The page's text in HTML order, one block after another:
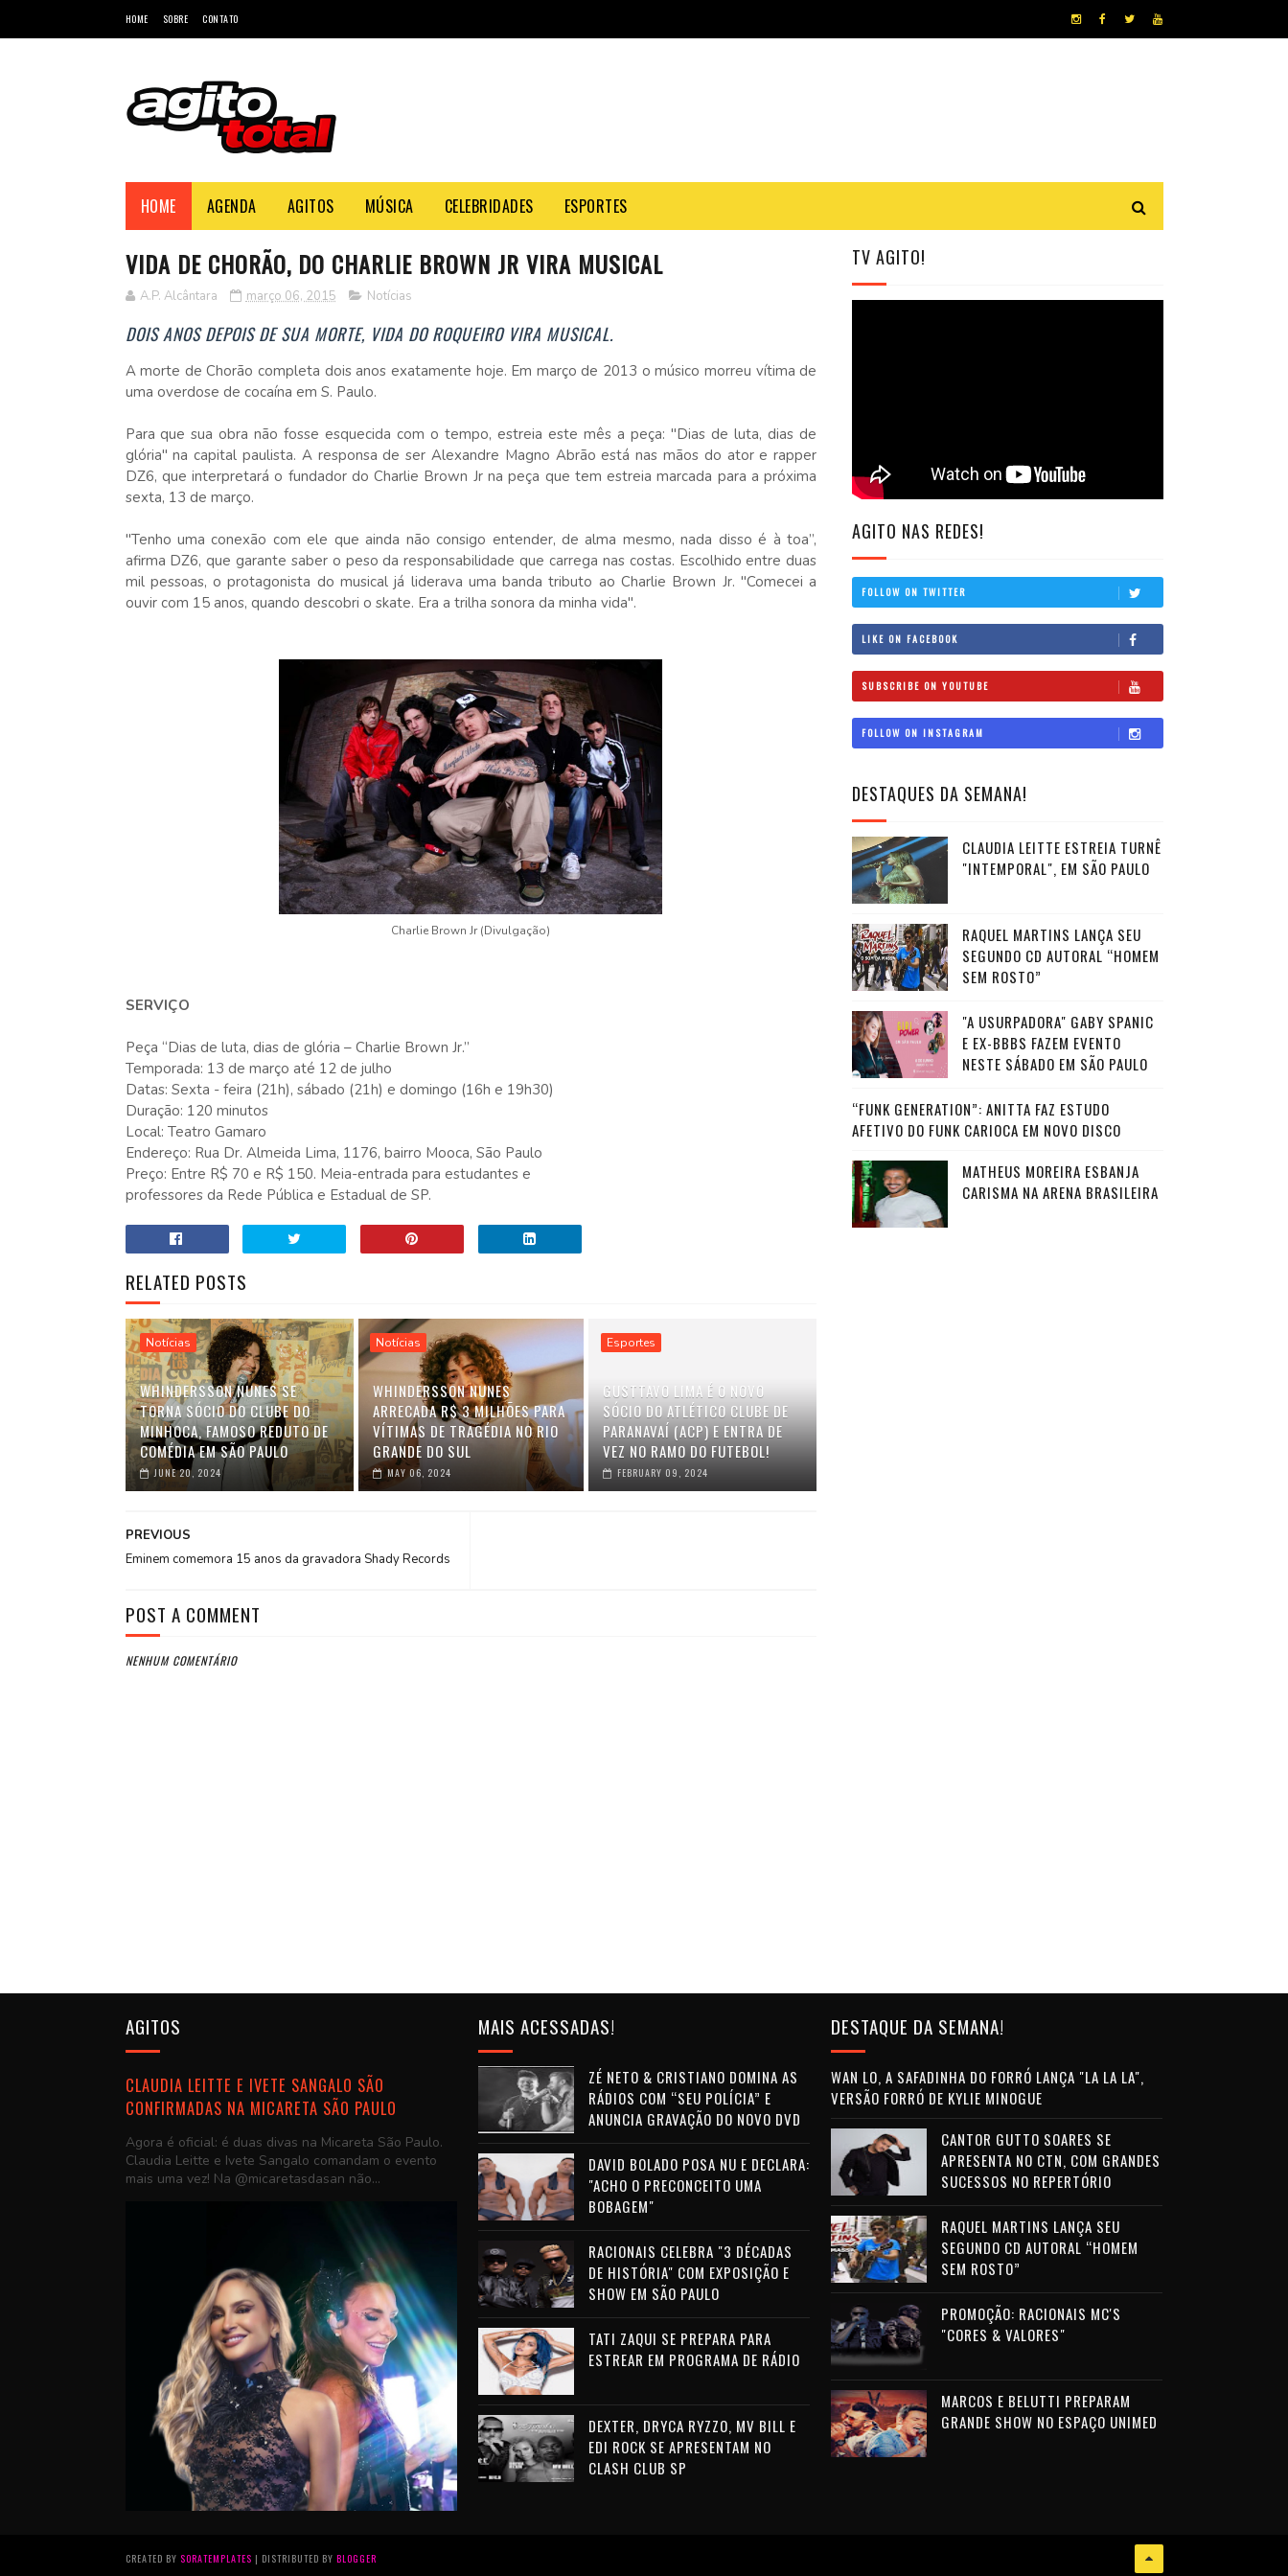
HOME SOBRE CONTATO
HOME AGENDA AGITOS MÚSICA CELEBRIDADES ESPORTES
VIDA DE CHORÃO, DO CHARLIE BROWN JR VIRA MUSICAL
A.P. Alcântara março 06, 2015 Notícias
DOIS ANOS DEPOIS DE SUA MORTE, VIDA DO ROQUEIRO VIRA MUSICAL.
A morte de Chorão completa dois anos exatamente hoje. Em março de 2013 o músico morreu vítima de
uma overdose de cocaína em S. Paulo.
Para que sua obra não fosse esquecida com o tempo, estreia este mês a peça: "Dias de luta, dias de
glória" na capital paulista. A responsa de ser Alexandre Magno Abrão está nas mãos do ator e rapper
DZ6, que interpretará o fundador do Charlie Brown Jr na peça que tem estreia marcada para a próxima
sexta, 13 de março.
"Tenho uma conexão com ele que ainda não consigo entender, de alma mesmo, nada disso é à toa”,
afirma DZ6, que garante saber o peso da responsabilidade que carrega nas costas. Escolhido entre duas
mil pessoas, o protagonista do musical já liderava uma banda tributo ao Charlie Brown Jr. "Comecei a
ouvir com 15 anos, quando descobri o skate. Era a trilha sonora da minha vida".
Charlie Brown Jr (Divulgação)
SERVIÇO
Peça “Dias de luta, dias de glória – Charlie Brown Jr.”
Temporada: 13 de março até 12 de julho
Datas: Sexta - feira (21h), sábado (21h) e domingo (16h e 19h30)
Duração: 120 minutos
Local: Teatro Gamaro
Endereço: Rua Dr. Almeida Lima, 1176, bairro Mooca, São Paulo
Preço: Entre R$ 70 e R$ 150. Meia-entrada para estudantes e
professores da Rede Pública e Estadual de SP.
RELATED POSTS
Notícias
WHINDERSSON NUNES SE
TORNA SÓCIO DO CLUBE DO
MINHOCA, FAMOSO REDUTO DE
COMÉDIA EM SÃO PAULO
JUNE 20, 2024
Notícias
WHINDERSSON NUNES
ARRECADA R$ 3 MILHÕES PARA
VÍTIMAS DE TRAGÉDIA NO RIO
GRANDE DO SUL
MAY 06, 2024
Esportes
GUSTTAVO LIMA É O NOVO
SÓCIO DO ATLÉTICO CLUBE DE
PARANAVAÍ (ACP) E ENTRA DE
VEZ NO RAMO DO FUTEBOL!
FEBRUARY 09, 2024
PREVIOUS
Eminem comemora 15 anos da gravadora Shady Records
POST A COMMENT
NENHUM COMENTÁRIO
TV AGITO!
AGITO NAS REDES!
FOLLOW ON TWITTER
LIKE ON FACEBOOK
SUBSCRIBE ON YOUTUBE
FOLLOW ON INSTAGRAM
DESTAQUES DA SEMANA!
CLAUDIA LEITTE ESTREIA TURNÊ
"INTEMPORAL", EM SÃO PAULO
RAQUEL MARTINS LANÇA SEU
SEGUNDO CD AUTORAL “HOMEM
SEM ROSTO”
"A USURPADORA" GABY SPANIC
E EX-BBBS FAZEM EVENTO
NESTE SÁBADO EM SÃO PAULO
“FUNK GENERATION”: ANITTA FAZ ESTUDO
AFETIVO DO FUNK CARIOCA EM NOVO DISCO
MATHEUS MOREIRA ESBANJA
CARISMA NA ARENA BRASILEIRA
AGITOS
CLAUDIA LEITTE E IVETE SANGALO SÃO
CONFIRMADAS NA MICARETA SÃO PAULO
Agora é oficial: é duas divas na Micareta São Paulo.
Claudia Leitte e Ivete Sangalo comandam o evento
mais uma vez! Na @micaretasdasan não...
MAIS ACESSADAS!
ZÉ NETO & CRISTIANO DOMINA AS
RÁDIOS COM “SEU POLÍCIA” E
ANUNCIA GRAVAÇÃO DO NOVO DVD
DAVID BOLADO POSA NU E DECLARA:
"ACHO O PRECONCEITO UMA
BOBAGEM"
RACIONAIS CELEBRA "3 DÉCADAS
DE HISTÓRIA" COM EXPOSIÇÃO E
SHOW EM SÃO PAULO
TATI ZAQUI SE PREPARA PARA
ESTREAR EM PROGRAMA DE RÁDIO
DEXTER, DRYCA RYZZO, MV BILL E
EDI ROCK SE APRESENTAM NO
CLASH CLUB SP
DESTAQUE DA SEMANA!
WAN LO, A SAFADINHA DO FORRÓ LANÇA "LA LA LA",
VERSÃO FORRÓ DE KYLIE MINOGUE
CANTOR GUTTO SOARES SE
APRESENTA NO CTN, COM GRANDES
SUCESSOS NO REPERTÓRIO
RAQUEL MARTINS LANÇA SEU
SEGUNDO CD AUTORAL “HOMEM
SEM ROSTO”
PROMOÇÃO: RACIONAIS MC'S
"CORES & VALORES"
MARCOS E BELUTTI PREPARAM
GRANDE SHOW NO ESPAÇO UNIMED
CREATED BY SORATEMPLATES | DISTRIBUTED BY BLOGGER